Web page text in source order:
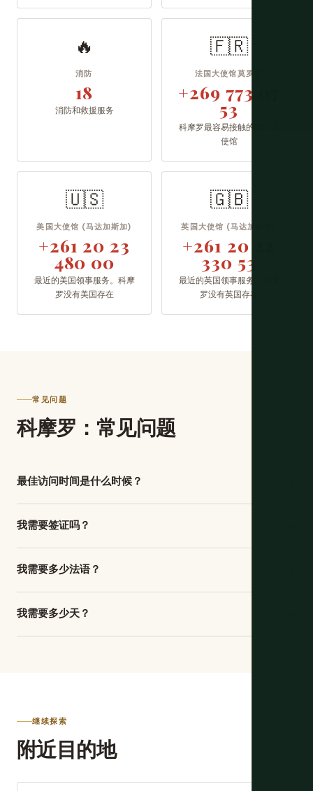
🔥
消防
18
消防和救援服务
🇫🇷
法国大使馆莫罗尼
+269 773 07
53
科摩罗最容易接触的西方大
使馆
🇺🇸
美国大使馆 (马达加斯加)
+261 20 23
480 00
最近的美国领事服务。科摩
罗没有美国存在
🇬🇧
英国大使馆 (马达加斯加)
+261 20 22
330 53
最近的英国领事服务。科摩
罗没有英国存在
常见问题
科摩罗：常见问题
最佳访问时间是什么时候？
静适合岛屿间旅行，这是莫埃利座头鲸高峰季节（7 月至 10
月）。11 月至 4 月的雨季带来更高湿度、热带气旋风险、更
粗糙的海面和更多蚊子。海龟筑巢全年发生，所以那不是季
我需要签证吗？
发。费用约 30 欧元，用欧元现金支付。你还需要在入境时
有效的护照和返程或联程票。过程简单但缓慢。带好欧元零
钱以避免延误。
我需要多少法语？
业、酒店和管理语言。英语很少见。有些年轻科摩罗人会说
一点，但对于任何实际事情（预订交通、点餐、谈判价格、
我需要多少天？
安，允许再三晚。匆忙科摩罗违背了来这里的目 的。整个要
继续探索
附近目的地